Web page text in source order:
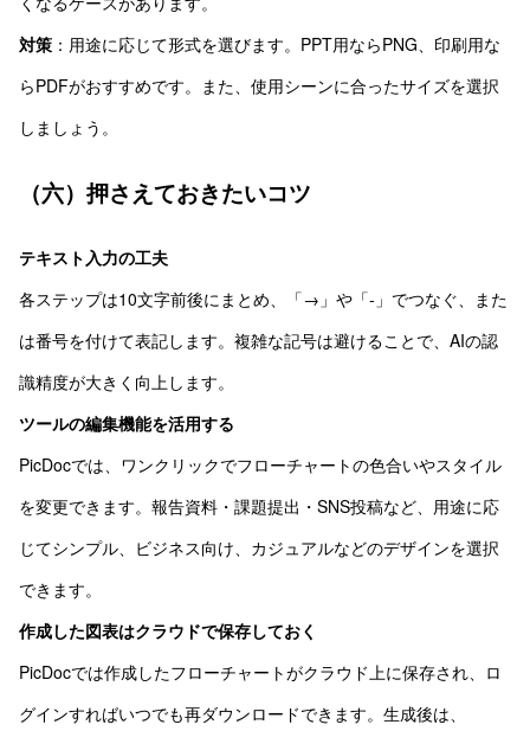
対策 ：用途に応じて形式を選びます。PPT用ならPNG、印刷用な
らPDFがおすすめです。また、使用シーンに合ったサイズを選択
しましょう。
（六）押さえておきたいコツ
テキスト入力の工夫
各ステップは10文字前後にまとめ、「→」や「-」でつなぐ、また
は番号を付けて表記します。複雑な記号は避けることで、AIの認
識精度が大きく向上します。
ツールの編集機能を活用する
PicDocでは、ワンクリックでフローチャートの色合いやスタイル
を変更できます。報告資料・課題提出・SNS投稿など、用途に応
じてシンプル、ビジネス向け、カジュアルなどのデザインを選択
できます。
作成した図表はクラウドで保存しておく
PicDocでは作成したフローチャートがクラウド上に保存され、ロ
グインすればいつでも再ダウンロードできます。生成後は、